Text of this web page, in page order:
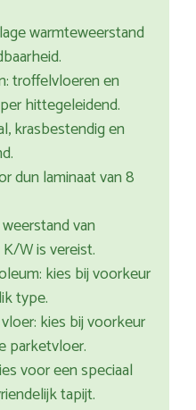
warmteweerstand
troffelvloeren en
hittegeleidend.
krasbestendig en
dun laminaat van 8
van
W is vereist.
kies bij voorkeur
type.
kies bij voorkeur
parketvloer.
voor een speciaal
tapijt.